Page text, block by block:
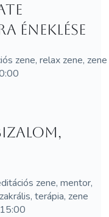
éneklése
zene, relax zene, zene
zene, mentor,
terápia, zene